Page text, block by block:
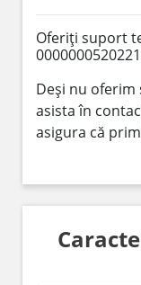
Oferiți suport
Deși nu
asista în
asigura că